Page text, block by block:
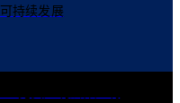
可持续发展